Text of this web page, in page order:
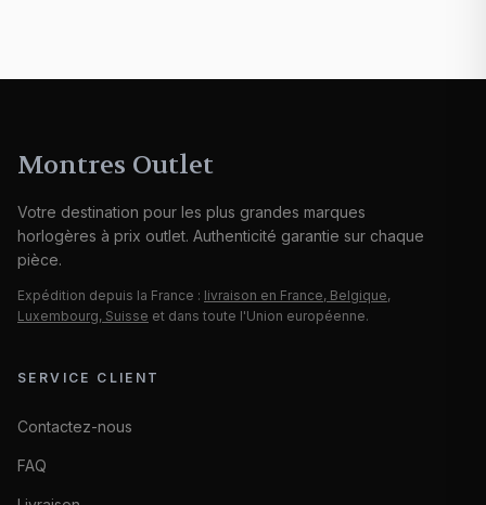
Montres Outlet
Votre destination pour les plus grandes marques
horlogères à prix outlet. Authenticité garantie sur chaque
pièce.
Expédition depuis la France : livraison en France, Belgique,
Luxembourg, Suisse et dans toute l'Union européenne.
SERVICE CLIENT
Contactez-nous
FAQ